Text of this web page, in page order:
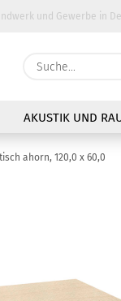
und Gewerbe in
AKUSTIK UND
ahorn, 120,0 x 60,0